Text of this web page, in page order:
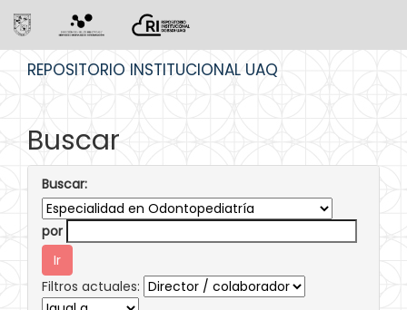
REPOSITORIO INSTITUCIONAL UAQ
Buscar
Buscar:
por
Filtros actuales: